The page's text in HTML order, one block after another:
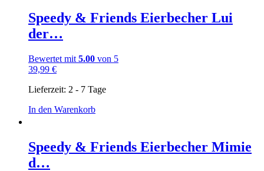
Speedy & Friends Eierbecher Lui
der…
Bewertet mit 5.00 von 5
39,99 €
Lieferzeit: 2 - 7 Tage
In den Warenkorb
Speedy & Friends Eierbecher Mimie
d…